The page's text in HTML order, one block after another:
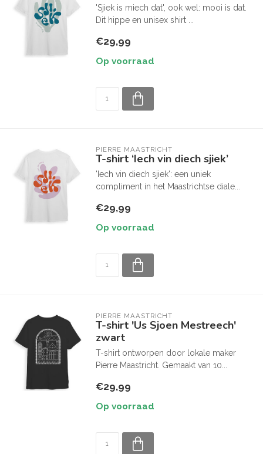
'Sjiek is miech dat', ook wel: mooi is dat.
Dit hippe en unisex shirt ...
€29,99
Op voorraad
PIERRE MAASTRICHT
T-shirt ‘Iech vin diech sjiek’
'Iech vin diech sjiek': een uniek
compliment in het Maastrichtse diale...
€29,99
Op voorraad
PIERRE MAASTRICHT
T-shirt 'Us Sjoen Mestreech'
zwart
T-shirt ontworpen door lokale maker
Pierre Maastricht. Gemaakt van 10...
€29,99
Op voorraad